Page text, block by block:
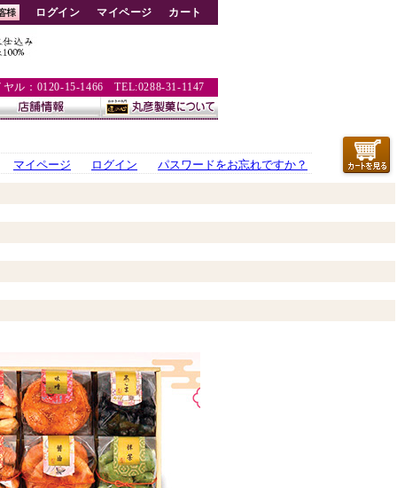
ログイン マイページ カート
ヤル：0120-15-1466 TEL:0288-31-1147
マイページ ログイン パスワードをお忘れですか？